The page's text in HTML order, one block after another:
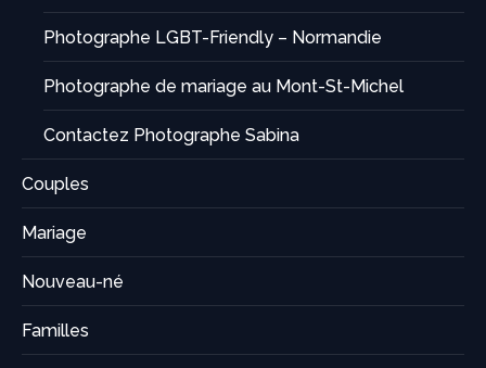
Photographe LGBT-Friendly – Normandie
Photographe de mariage au Mont-St-Michel
Contactez Photographe Sabina
Couples
Mariage
Nouveau-né
Familles